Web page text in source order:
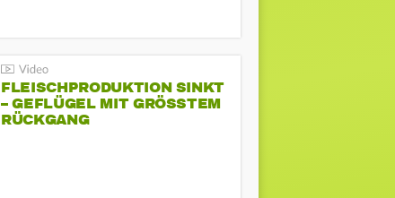
FLEISCHPRODUKTION SINKT
– GEFLÜGEL MIT GRÖSSTEM R
ÜCKGANG